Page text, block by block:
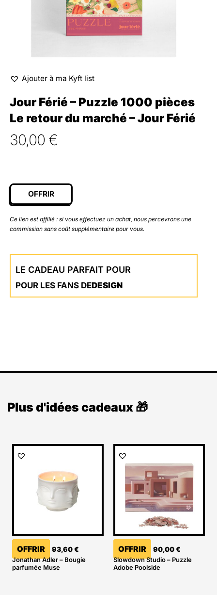
Ajouter à ma Kyft list
Jour Férié – Puzzle 1000 pièces
Le retour du marché – Jour Férié
30,00 €
OFFRIR
Ce lien est affilié : si vous effectuez un achat, nous percevrons une
commission sans coût supplémentaire pour vous.
LE CADEAU PARFAIT POUR
POUR LES FANS DEDESIGN
Plus d'idées cadeaux 🎁
OFFRIR 93,60€
Jonathan Adler – Bougie
parfumée Muse
OFFRIR 90,00€
Slowdown Studio – Puzzle
Adobe Poolside